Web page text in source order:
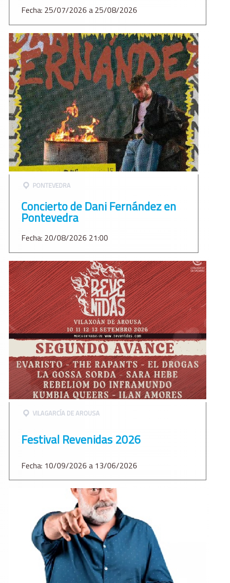
Fecha: 25/07/2026 a 25/08/2026
PONTEVEDRA
Concierto de Dani Fernández en
Pontevedra
Fecha: 20/08/2026 21:00
VILAGARCÍ­A DE AROUSA
Festival Revenidas 2026
Fecha: 10/09/2026 a 13/06/2026